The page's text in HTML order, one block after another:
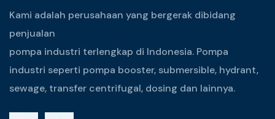
Kami adalah perusahaan yang bergerak dibidang
penjualan
pompa industri terlengkap di Indonesia. Pompa
industri seperti pompa booster, submersible, hydrant,
sewage, transfer centrifugal, dosing dan lainnya.